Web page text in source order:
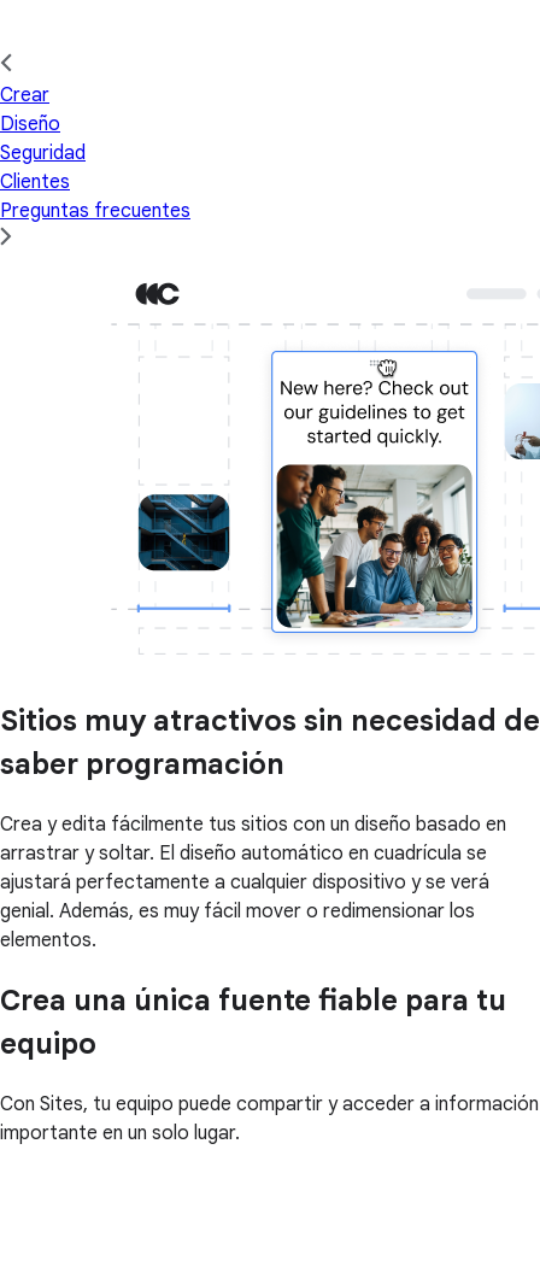
Crear
Diseño
Seguridad
Clientes
Preguntas frecuentes
Sitios muy atractivos sin necesidad de
saber programación
Crea y edita fácilmente tus sitios con un diseño basado en
arrastrar y soltar. El diseño automático en cuadrícula se
ajustará perfectamente a cualquier dispositivo y se verá
genial. Además, es muy fácil mover o redimensionar los
elementos.
Crea una única fuente fiable para tu
equipo
Con Sites, tu equipo puede compartir y acceder a información
importante en un solo lugar.